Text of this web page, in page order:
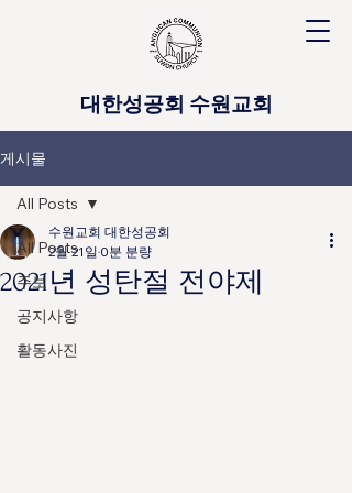
대한성공회 수원교회
게시물
All Posts
주보
공지사항
활동사진
All Posts
2021년 성탄절 전야제
수원교회 대한성공회
2월 21일 0분 분량